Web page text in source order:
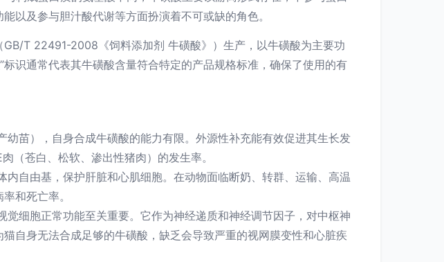
以及参与胆汁酸代谢等方面扮演着不可或缺的角色。
GB/T 22491-2008《饲料添加剂 牛磺酸》）生产，以牛磺酸为主要功
识通常代表其牛磺酸含量符合特定的产品规格标准，确保了使用的有
苗），自身合成牛磺酸的能力有限。外源性补充能有效促进其生长发
（苍白、松软、渗出性猪肉）的发生率。
自由基，保护肝脏和心肌细胞。在动物面临断奶、转群、运输、高温
和死亡率。
细胞正常功能至关重要。它作为神经递质和神经调节因子，对中枢神
自身无法合成足够的牛磺酸，缺乏会导致严重的视网膜变性和心脏疾